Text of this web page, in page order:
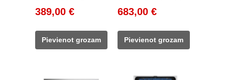
Original
was:
525,00 €.
389,00 €Current
389,00 €.
Pievienot grozam
Original
was:
983,00 €.
683,00 €Current
683,00 €.
Pievienot grozam